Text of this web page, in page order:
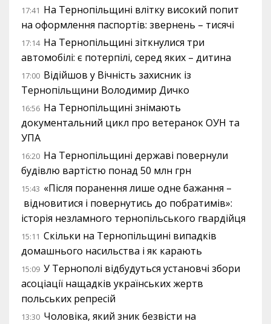
17:41 На Тернопільщині влітку високий попит
на оформлення паспортів: звернень – тисячі
17:14 На Тернопільщині зіткнулися три
автомобілі: є потерпілі, серед яких – дитина
17:00 Відійшов у Вічність захисник із
Тернопільщини Володимир Дичко
16:56 На Тернопільщині знімають
документальний цикл про ветеранок ОУН та
УПА
16:20 На Тернопільщині державі повернули
будівлю вартістю понад 50 млн грн
15:43 «Після поранення лише одне бажання –
відновитися і повернутись до побратимів»:
історія незламного тернопільського гвардійця
15:11 Скільки на Тернопільщині випадків
домашнього насильства і як карають
15:09 У Тернополі відбудуться установчі збори
асоціації нащадків українських жертв
польських репресій
13:30 Чоловіка, який зник безвісти на